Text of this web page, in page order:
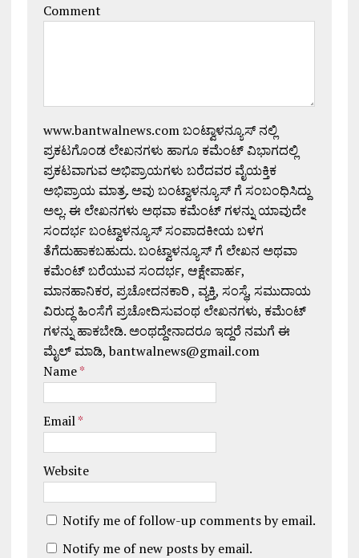
Comment
www.bantwalnews.com ಬಂಟ್ವಾಳನ್ಯೂಸ್ ನಲ್ಲಿ
ಪ್ರಕಟಗೊಂಡ ಲೇಖನಗಳು ಹಾಗೂ ಕಮೆಂಟ್ ವಿಭಾಗದಲ್ಲಿ
ಪ್ರಕಟವಾಗುವ ಅಭಿಪ್ರಾಯಗಳು ಬರೆದವರ ವೈಯಕ್ತಿಕ
ಅಭಿಪ್ರಾಯ ಮಾತ್ರ. ಅವು ಬಂಟ್ವಾಳನ್ಯೂಸ್ ಗೆ ಸಂಬಂಧಿಸಿದ್ದು
ಅಲ್ಲ. ಈ ಲೇಖನಗಳು ಅಥವಾ ಕಮೆಂಟ್ ಗಳನ್ನು ಯಾವುದೇ
ಸಂದರ್ಭ ಬಂಟ್ವಾಳನ್ಯೂಸ್ ಸಂಪಾದಕೀಯ ಬಳಗ
ತೆಗೆದುಹಾಕಬಹುದು. ಬಂಟ್ವಾಳನ್ಯೂಸ್ ಗೆ ಲೇಖನ ಅಥವಾ
ಕಮೆಂಟ್ ಬರೆಯುವ ಸಂದರ್ಭ, ಆಕ್ಷೇಪಾರ್ಹ,
ಮಾನಹಾನಿಕರ, ಪ್ರಚೋದನಕಾರಿ , ವ್ಯಕ್ತಿ, ಸಂಸ್ಥೆ, ಸಮುದಾಯ
ವಿರುದ್ಧ ಹಿಂಸೆಗೆ ಪ್ರಚೋದಿಸುವಂಥ ಲೇಖನಗಳು, ಕಮೆಂಟ್
ಗಳನ್ನು ಹಾಕಬೇಡಿ. ಅಂಥದ್ದೇನಾದರೂ ಇದ್ದರೆ ನಮಗೆ ಈ
ಮೈಲ್ ಮಾಡಿ, bantwalnews@gmail.com
Name*
Email*
Website
Notify me of follow-up comments by email.
Notify me of new posts by email.